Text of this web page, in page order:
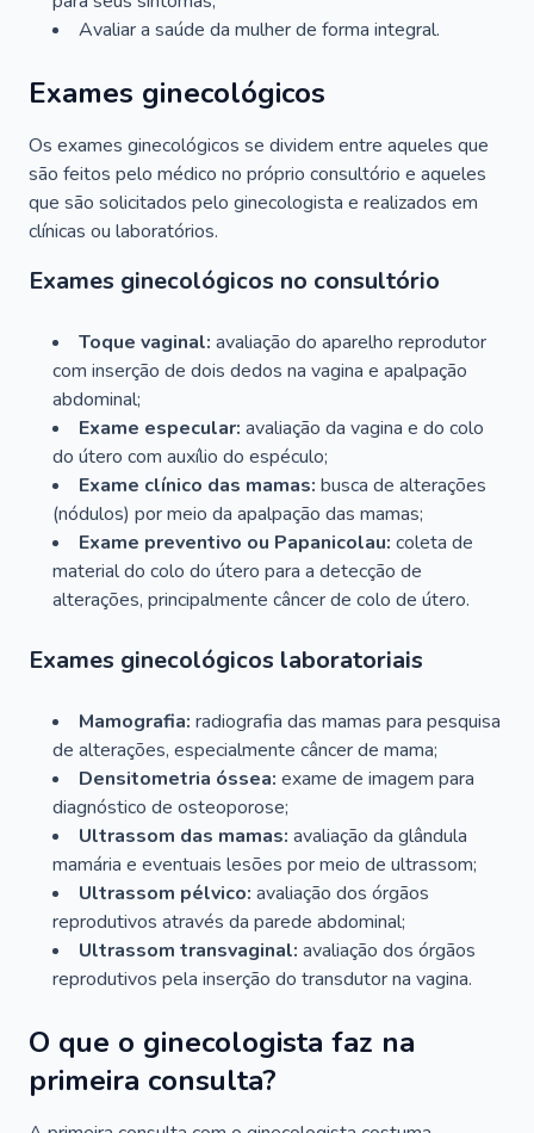
Avaliar a saúde da mulher de forma integral.
Exames ginecológicos
Os exames ginecológicos se dividem entre aqueles que
são feitos pelo médico no próprio consultório e aqueles
que são solicitados pelo ginecologista e realizados em
clínicas ou laboratórios.
Exames ginecológicos no consultório
Toque vaginal: avaliação do aparelho reprodutor
com inserção de dois dedos na vagina e apalpação
abdominal;
Exame especular: avaliação da vagina e do colo
do útero com auxílio do espéculo;
Exame clínico das mamas: busca de alterações
(nódulos) por meio da apalpação das mamas;
Exame preventivo ou Papanicolau: coleta de
material do colo do útero para a detecção de
alterações, principalmente câncer de colo de útero.
Exames ginecológicos laboratoriais
Mamografia: radiografia das mamas para pesquisa
de alterações, especialmente câncer de mama;
Densitometria óssea: exame de imagem para
diagnóstico de osteoporose;
Ultrassom das mamas: avaliação da glândula
mamária e eventuais lesões por meio de ultrassom;
Ultrassom pélvico: avaliação dos órgãos
reprodutivos através da parede abdominal;
Ultrassom transvaginal: avaliação dos órgãos
reprodutivos pela inserção do transdutor na vagina.
O que o ginecologista faz na
primeira consulta?